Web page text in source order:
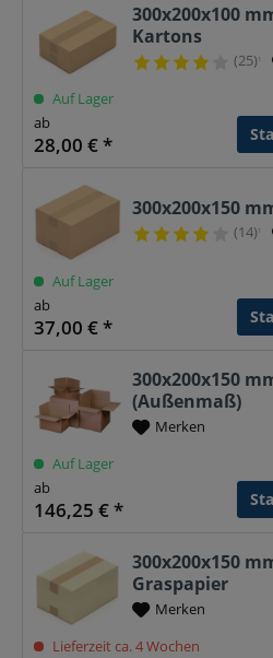
300x200x100
Kartons
(25)¹
Auf Lager
ab
28,00 € *
300x200x150
(14)¹
Auf Lager
ab
37,00 € *
300x200x150
(Außenmaß)
Merken
Auf Lager
ab
146,25 € *
300x200x150
Graspapier
Merken
Lieferzeit ca. 4 Wochen